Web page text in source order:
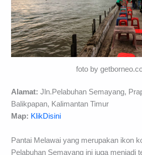
foto by
Alamat: Jln.Pelabuhan Semayang,
Balikpapan, Kalimantan Timur
Map: KlikDisini
Pantai Melawai yang merupakan ikon
Pelabuhan Semayang ini juga menjadi